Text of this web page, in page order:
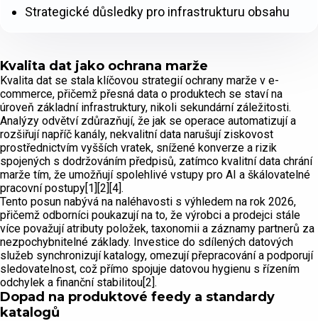
Kvalita dat jako ochrana marže
Kvalita dat se stala klíčovou strategií ochrany marže v e-
commerce, přičemž přesná data o produktech se staví na
úroveň základní infrastruktury, nikoli sekundární záležitosti.
Analýzy odvětví zdůrazňují, že jak se operace automatizují a
rozšiřují napříč kanály, nekvalitní data narušují ziskovost
prostřednictvím vyšších vratek, snížené konverze a rizik
spojených s dodržováním předpisů, zatímco kvalitní data chrání
marže tím, že umožňují spolehlivé vstupy pro AI a škálovatelné
pracovní postupy[1][2][4].
Tento posun nabývá na naléhavosti s výhledem na rok 2026,
přičemž odborníci poukazují na to, že výrobci a prodejci stále
více považují atributy položek, taxonomii a záznamy partnerů za
nezpochybnitelné základy. Investice do sdílených datových
služeb synchronizují katalogy, omezují přepracování a podporují
sledovatelnost, což přímo spojuje datovou hygienu s řízením
odchylek a finanční stabilitou[2].
Dopad na produktové feedy a standardy
katalogů
Strategické důsledky pro infrastrukturu obsahu